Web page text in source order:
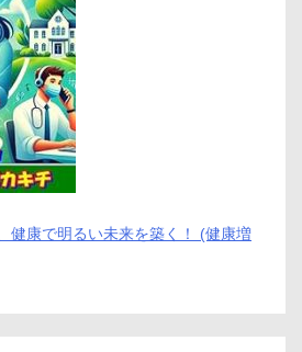
健康で明るい未来を築く！ (健康増